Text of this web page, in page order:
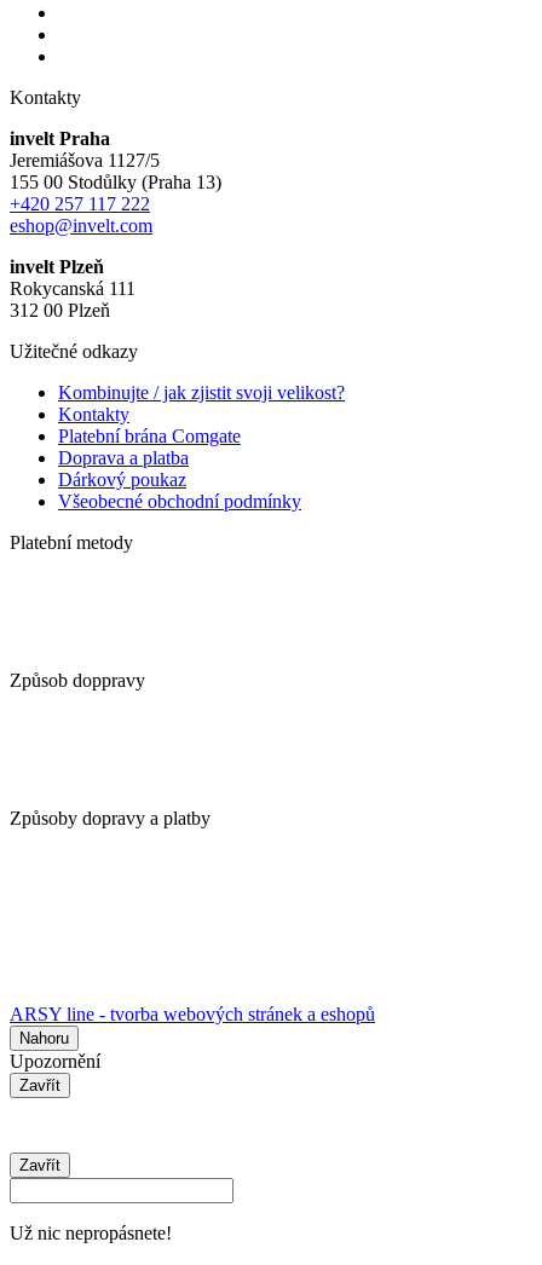
Kontakty
invelt Praha
Jeremiášova 1127/5
155 00 Stodůlky (Praha 13)
+420 257 117 222
eshop@invelt.com
invelt Plzeň
Rokycanská 111
312 00 Plzeň
Užitečné odkazy
Kombinujte / jak zjistit svoji velikost?
Kontakty
Platební brána Comgate
Doprava a platba
Dárkový poukaz
Všeobecné obchodní podmínky
Platební metody
Způsob doppravy
Způsoby dopravy a platby
ARSY line - tvorba webových stránek a eshopů
Nahoru
Upozornění
Zavřít
Zavřít
Už nic nepropásnete!